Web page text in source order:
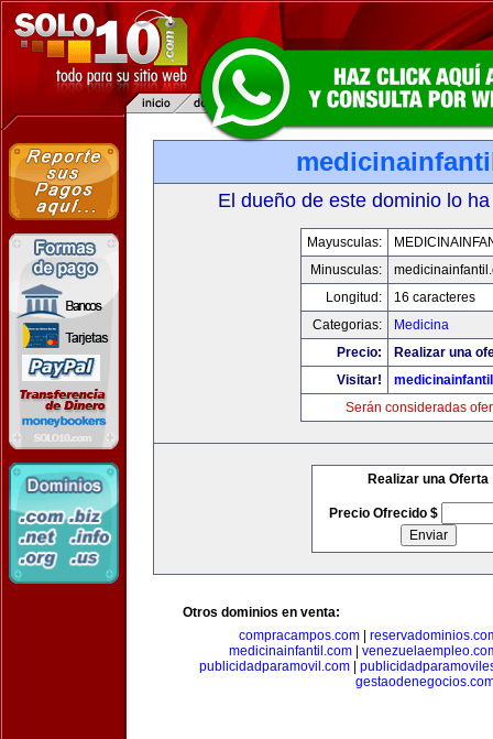
El dueño de este dominio lo
Mayusculas:
Minusculas:
Longitud:
16 caracteres
Categorias:
Medicina
Precio:
Realizar una
Visitar!
Serán consideradas
Realizar una Oferta
Precio Ofrecido $
Otros dominios en venta:
compracampos.com
medicinainfantil.com|
publicidadparamovil.com